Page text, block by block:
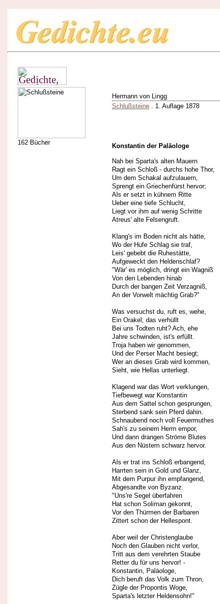
162 Bücher
Hermann von Lingg
Schlußsteine . 1. Auflage 1878
Konstantin der Paläologe
Nah bei Sparta's alten Mauern
Ragt ein Schloß - durchs hohe Thor,
Um dem Schakal aufzulauern,
Sprengt ein Griechenfürst hervor;
Als er setzt in kühnem Ritte
Ueber eine tiefe Schlucht,
Liegt vor ihm auf wenig Schritte
Atreus' alte Felsengruft.
Klang's im Boden nicht als hätte,
Wo der Hufe Schlag sie traf,
Leis' gebebt die Ruhestätte,
Aufgeweckt den Heldenschlaf?
"Wär' es möglich, dringt ein Wagniß
Von den Lebenden hinab
Durch der bangen Zeit Verzagniß,
An der Vorwelt mächtig Grab?"
Was versuchst du, ruft es, wehe,
Ein Orakel, das verhüllt
Bei uns Todten ruht? Ach, ehe
Jahre schwinden, ist's erfüllt.
Troja haben wir genommen,
Und der Perser Macht besiegt;
Wer an dieses Grab wird kommen,
Sieht, wie Hellas unterliegt.
Klagend war das Wort verklungen,
Tiefbewegt war Konstantin
Aus dem Sattel schon gesprungen,
Sterbend sank sein Pferd dahin.
Schnaubend noch voll Feuermuthes
Sah's zu seinem Herrn empor,
Und dann drangen Ströme Blutes
Aus den Nüstern schwarz hervor.
Als er trat ins Schloß erbangend,
Harrten sein in Gold und Glanz,
Mit dem Purpur ihn empfangend,
Abgesandte von Byzanz.
"Uns're Segel überfahren
Hat schon Soliman gekonnt,
Vor den Thürmen der Barbaren
Zittert schon der Hellespont.
Aber weil der Christenglaube
Noch den Glauben nicht verlor,
Tritt aus dem verehrten Staube
Retter du für uns hervor! -
Konstantin, Paläologe,
Dich beruft das Volk zum Thron,
Zügle der Propontis Woge,
Sparta's letzter Heldensohn!"